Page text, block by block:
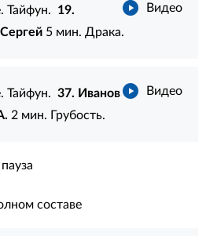
Видео
Тайфун. 19.
5 мин. Драка.
Видео
Тайфун.37. Иванов
2 мин. Грубость.
составе